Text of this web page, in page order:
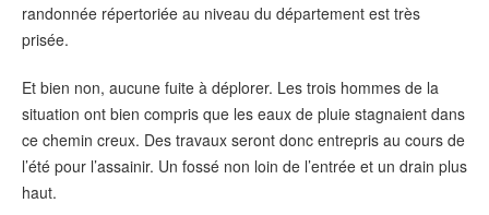
randonnée répertoriée au niveau du département est très
prisée.
Et bien non, aucune fuite à déplorer. Les trois hommes de la
situation ont bien compris que les eaux de pluie stagnaient dans
ce chemin creux. Des travaux seront donc entrepris au cours de
l’été pour l’assainir. Un fossé non loin de l’entrée et un drain plus
haut.